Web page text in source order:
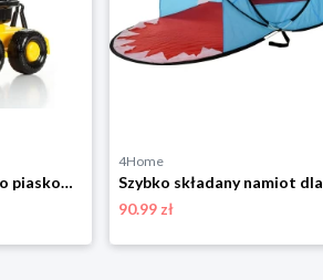
Dziecięca koparka do piaskownicy, 72 cm cm 4-Home
4Home
90.99 zł